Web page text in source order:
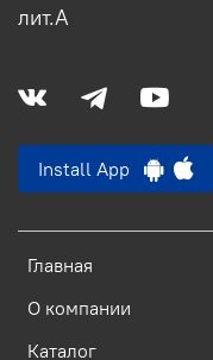
Главная
О компании
Каталог
лит.А
Install App